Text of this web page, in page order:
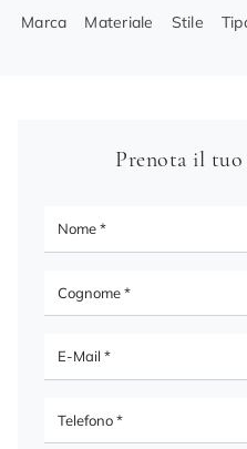
Marca Materiale Stile
Prenota il tuo